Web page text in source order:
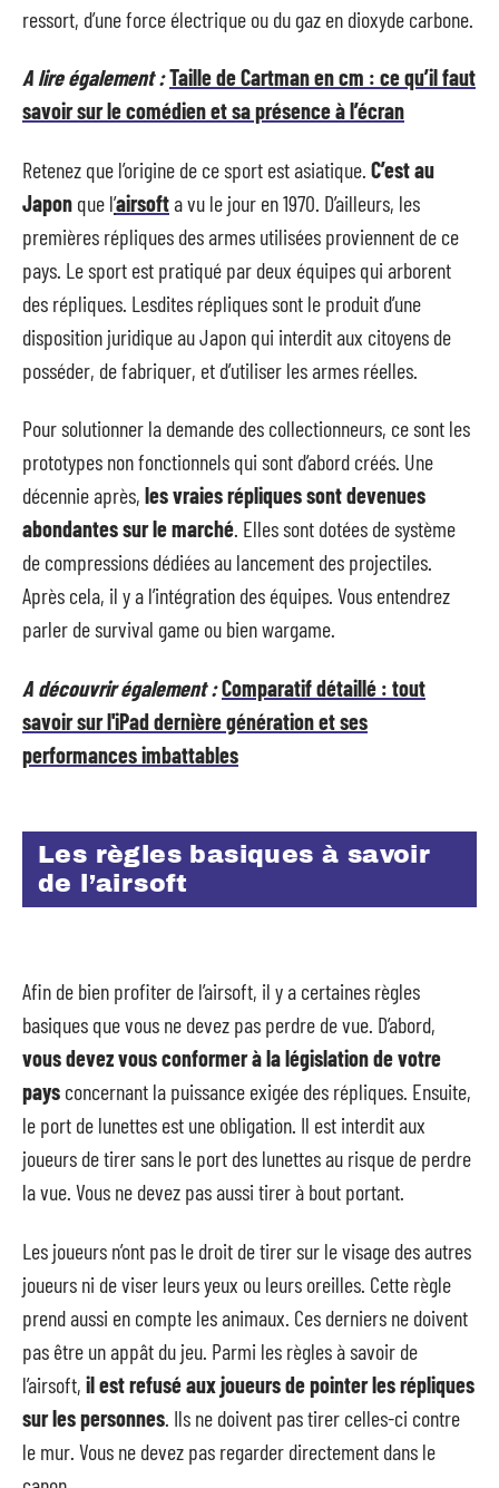
ressort, d’une force électrique ou du gaz en dioxyde carbone.
A lire également :Taille de Cartman en cm : ce qu’il faut
savoir sur le comédien et sa présence à l’écran
Retenez que l’origine de ce sport est asiatique. C’est au
Japon que l’airsofta vu le jour en 1970. D’ailleurs, les
premières répliques des armes utilisées proviennent de ce
pays. Le sport est pratiqué par deux équipes qui arborent
des répliques. Lesdites répliques sont le produit d’une
disposition juridique au Japon qui interdit aux citoyens de
posséder, de fabriquer, et d’utiliser les armes réelles.
Pour solutionner la demande des collectionneurs, ce sont les
prototypes non fonctionnels qui sont d’abord créés. Une
décennie après, les vraies répliques sont devenues
abondantes sur le marché. Elles sont dotées de système
de compressions dédiées au lancement des projectiles.
Après cela, il y a l’intégration des équipes. Vous entendrez
parler de survival game ou bien wargame.
A découvrir également :Comparatif détaillé : tout
savoir sur l'iPad dernière génération et ses
performances imbattables
Les règles basiques à savoir
de l’airsoft
Afin de bien profiter de l’airsoft, il y a certaines règles
basiques que vous ne devez pas perdre de vue. D’abord,
vous devez vous conformer à la législation de votre
pays concernant la puissance exigée des répliques. Ensuite,
le port de lunettes est une obligation. Il est interdit aux
joueurs de tirer sans le port des lunettes au risque de perdre
la vue. Vous ne devez pas aussi tirer à bout portant.
Les joueurs n’ont pas le droit de tirer sur le visage des autres
joueurs ni de viser leurs yeux ou leurs oreilles. Cette règle
prend aussi en compte les animaux. Ces derniers ne doivent
pas être un appât du jeu. Parmi les règles à savoir de
l’airsoft, il est refusé aux joueurs de pointer les répliques
sur les personnes . Ils ne doivent pas tirer celles-ci contre
le mur. Vous ne devez pas regarder directement dans le